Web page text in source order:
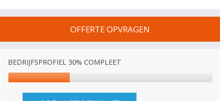
OFFERTE OPVRAGEN
BEDRIJFSPROFIEL 30% COMPLEET